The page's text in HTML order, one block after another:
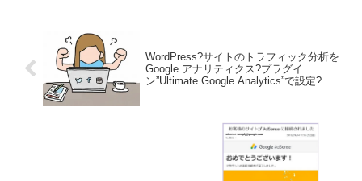
WordPress?サイトのトラフィック分析を
Google アナリティクス?プラグイ
ン”Ultimate Google Analytics”で設定?